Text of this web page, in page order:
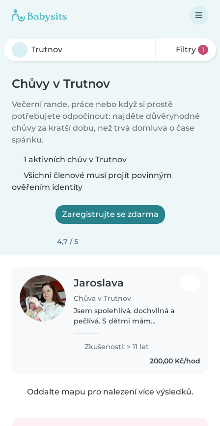
Filtry 1
Chůvy v Trutnov
Večerní rande, práce nebo když si prostě
potřebujete odpočinout: najděte důvěryhodné
chůvy za kratší dobu, než trvá domluva o čase
spánku.
1 aktivních chův v Trutnov
Všichni členové musí projít povinným
ověřením identity
Zaregistrujte se zdarma
4,7 / 5
Jaroslava
Chůva v Trutnov
Jsem spolehlivá, dochvilná a
pečlívá. S dětmi mám
Sama mám pět dětí. Nemám
problém s batolatama ani se
staršímai dětmi. Ráda chodím na
Zkušenosti: > 11 let
200,00 Kč/hod
Oddalte mapu pro nalezení více výsledků.